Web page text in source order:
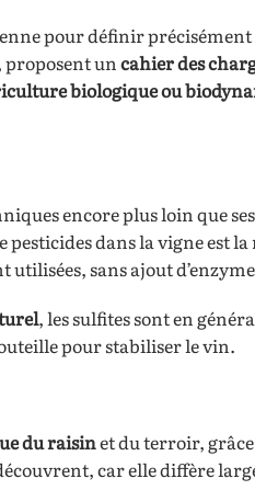
pour définir précisément
proposent uncahier des
biologique ou
encore plus loin que
pesticides dans la vigne est
utilisées, sans ajout
, les sulfites sont en
pour stabiliser le vin.
du raisinet du terroir,
car elle diffère